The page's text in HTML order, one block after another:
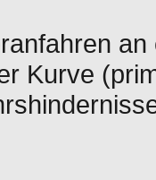
Kurve